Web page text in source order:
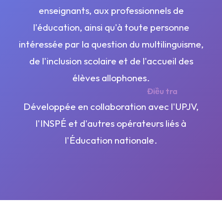
Điều tra
enseignants, aux professionnels de
l'éducation, ainsi qu'à toute personne
intéressée par la question du multilinguisme,
de l'inclusion scolaire et de l'accueil des
élèves allophones.
Développée en collaboration avec l'UPJV,
l'INSPÉ et d'autres opérateurs liés à
l'Éducation nationale.